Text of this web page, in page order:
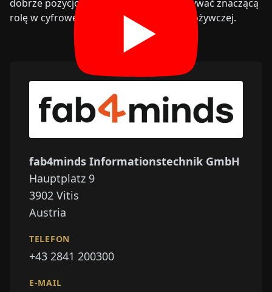
dobrze pozycjonowane, aby nadal odgrywać znaczącą
rolę w cyfrowej transformacji branży spożywczej.
fab4minds Informationstechnik GmbH
Hauptplatz 9
3902 Vitis
Austria
TELEFON
+43 2841 200300
E-MAIL